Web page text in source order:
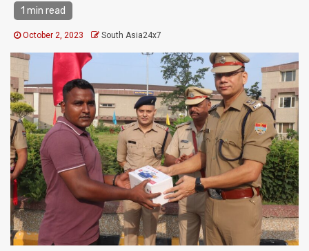
1 min read
October 2, 2023 South Asia24x7